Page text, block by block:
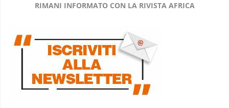
RIMANI INFORMATO CON LA RIVISTA AFRICA